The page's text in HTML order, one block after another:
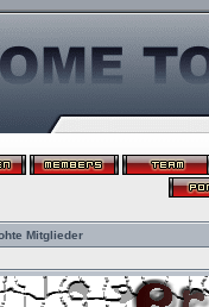
Mitglieder